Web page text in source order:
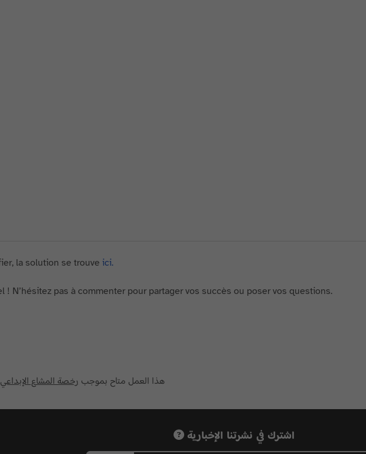
la solution se trouve ici.
! N’hésitez pas à commenter pour partager vos succès ou poser vos questions.
هذا العمل متاح بموجب رخصة المشاع الإبداعي
اشترك في نشرتنا الإخبارية